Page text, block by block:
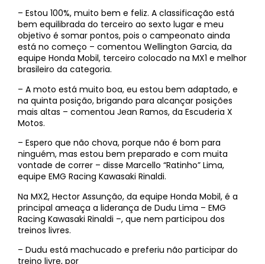
– Estou 100%, muito bem e feliz. A classificação está
bem equilibrada do terceiro ao sexto lugar e meu
objetivo é somar pontos, pois o campeonato ainda
está no começo – comentou Wellington Garcia, da
equipe Honda Mobil, terceiro colocado na MX1 e melhor
brasileiro da categoria.
– A moto está muito boa, eu estou bem adaptado, e
na quinta posição, brigando para alcançar posições
mais altas – comentou Jean Ramos, da Escuderia X
Motos.
– Espero que não chova, porque não é bom para
ninguém, mas estou bem preparado e com muita
vontade de correr – disse Marcello “Ratinho” Lima,
equipe EMG Racing Kawasaki Rinaldi.
Na MX2, Hector Assunção, da equipe Honda Mobil, é a
principal ameaça a liderança de Dudu Lima – EMG
Racing Kawasaki Rinaldi –, que nem participou dos
treinos livres.
– Dudu está machucado e preferiu não participar do
treino livre, por